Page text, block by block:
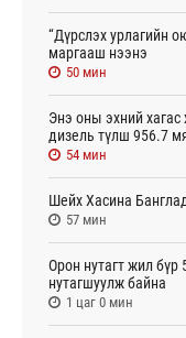
“Дүрслэх урлагийн
маргааш нээнэ
50 мин
Энэ оны эхний
дизель түлш 956.7
54 мин
Шейх Хасина
57 мин
Орон нутагт жил бүр
нутагшуулж байна
1 цаг 0 мин